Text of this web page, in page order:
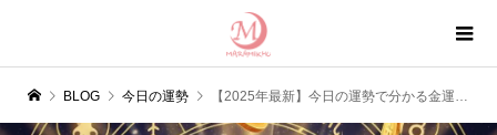
BLOG 今日の運勢 【2025年最新】今日の運勢で分かる金運アップの意外な秘訣